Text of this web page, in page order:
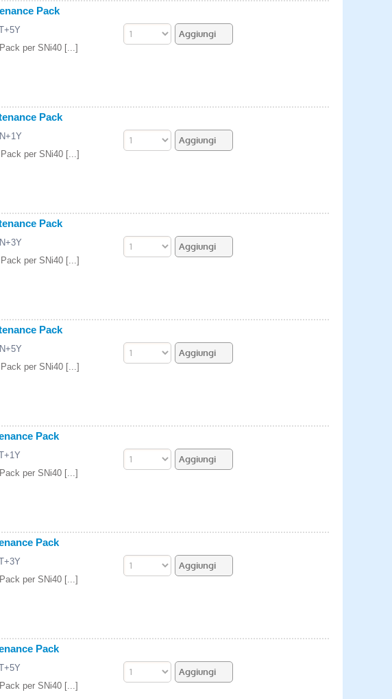
Pack
per SNi40 [...]
Pack
per SNi40 [...]
Pack
per SNi40 [...]
Pack
per SNi40 [...]
Pack
per SNi40 [...]
Pack
per SNi40 [...]
Pack
per SNi40 [...]